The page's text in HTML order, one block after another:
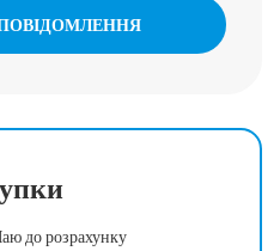
до розрахунку